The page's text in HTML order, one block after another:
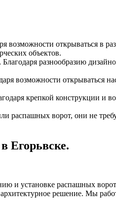
возможности открываться в
объектов.
разнообразию
возможности открываться
крепкой конструкции и
распашных ворот, они не
Егорьвске.
и установке распашных
решение. Мы